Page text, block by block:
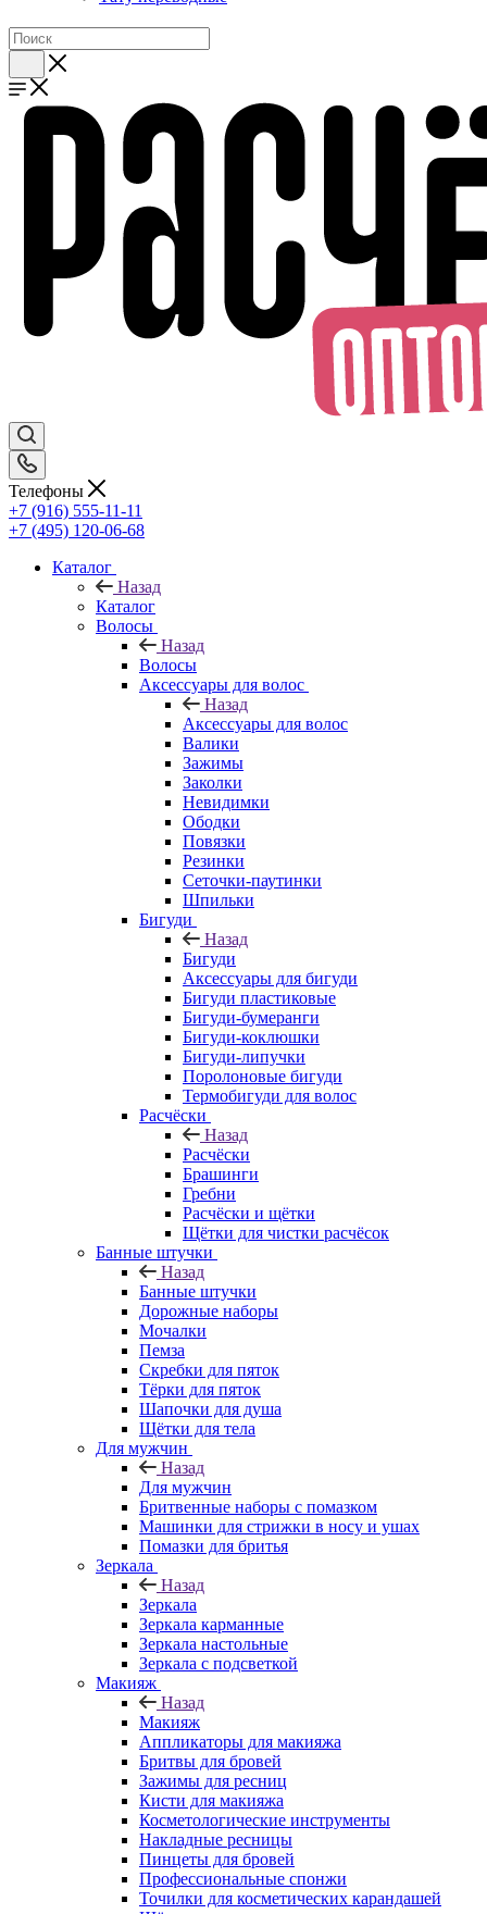
Телефоны
+7 (916) 555-11-11
+7 (495) 120-06-68
Каталог
Назад
Каталог
Волосы
Назад
Волосы
Аксессуары для волос
Назад
Аксессуары для волос
Валики
Зажимы
Заколки
Невидимки
Ободки
Повязки
Резинки
Сеточки-паутинки
Шпильки
Бигуди
Назад
Бигуди
Аксессуары для бигуди
Бигуди пластиковые
Бигуди-бумеранги
Бигуди-коклюшки
Бигуди-липучки
Поролоновые бигуди
Термобигуди для волос
Расчёски
Назад
Расчёски
Брашинги
Гребни
Расчёски и щётки
Щётки для чистки расчёсок
Банные штучки
Назад
Банные штучки
Дорожные наборы
Мочалки
Пемза
Скребки для пяток
Тёрки для пяток
Шапочки для душа
Щётки для тела
Для мужчин
Назад
Для мужчин
Бритвенные наборы с помазком
Машинки для стрижки в носу и ушах
Помазки для бритья
Зеркала
Назад
Зеркала
Зеркала карманные
Зеркала настольные
Зеркала с подсветкой
Макияж
Назад
Макияж
Аппликаторы для макияжа
Бритвы для бровей
Зажимы для ресниц
Кисти для макияжа
Косметологические инструменты
Накладные ресницы
Пинцеты для бровей
Профессиональные спонжи
Точилки для косметических карандашей